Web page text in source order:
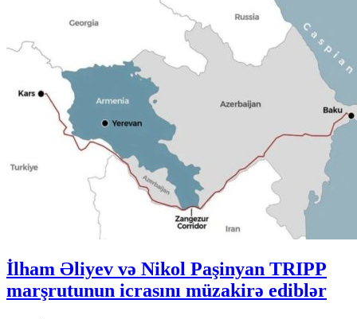
İlham Əliyev və Nikol Paşinyan TRIPP
marşrutunun icrasını müzakirə ediblər